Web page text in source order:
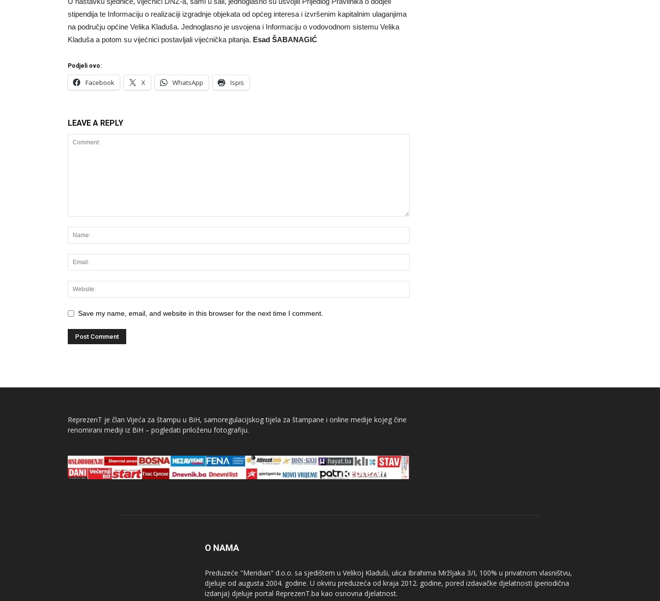
stipendija te Informaciju o realizaciji izgradnje objekata od općeg interesa i izvršenim kapitalnim ulaganjima
na području općine Velika Kladuša. Jednoglasno je usvojena i Informaciju o vodovodnom sistemu Velika
Kladuša a potom su vijećnici postavljali vijećnička pitanja. Esad ŠABANAGIĆ
Podjeli ovo:
Facebook X WhatsApp Ispis
LEAVE A REPLY
Save my name, email, and website in this browser for the next time I comment.
ReprezenT je član Vijeća za štampu u BiH, samoregulacijskog tijela za štampane i online medije kojeg čine
renomirani mediji iz BiH – pogledati priloženu fotografiju.
O NAMA
Preduzeće "Meridian" d.o.o. sa sjedištem u Velikoj Kladuši, ulica Ibrahima Mržljaka 3/I, 100% u privatnom vlasništvu,
djeluje od augusta 2004. godine. U okviru preduzeća od kraja 2012. godine, pored izdavačke djelatnosti (periodična
izdanja) djeluje portal ReprezenT.ba kao osnovna djelatnost.